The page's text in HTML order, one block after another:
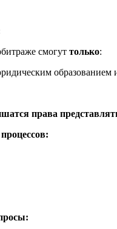
смогут только:
образованием
права